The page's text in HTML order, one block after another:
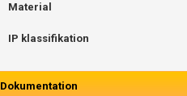
Material
IP klassifikation
Dokumentation